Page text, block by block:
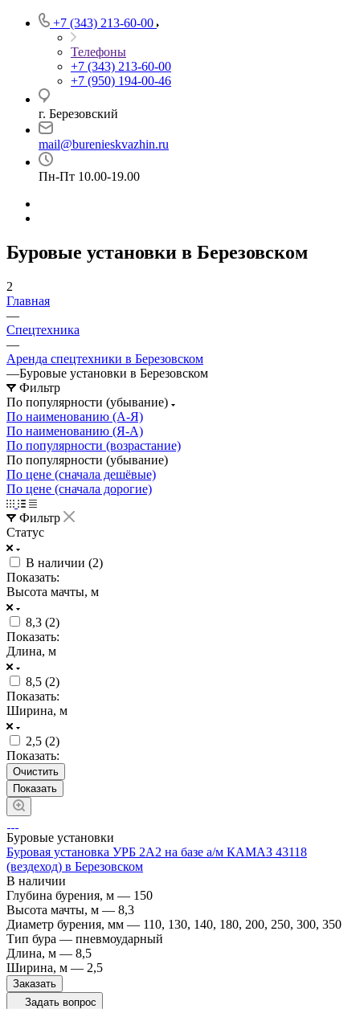
+7 (343) 213-60-00
Телефоны
+7 (343) 213-60-00
+7 (950) 194-00-46
г. Березовский
mail@burenieskvazhin.ru
Пн-Пт 10.00-19.00
Буровые установки в Березовском
2
Главная
—
Спецтехника
—
Аренда спецтехники в Березовском
—Буровые установки в Березовском
Фильтр
По популярности (убывание)
По наименованию (А-Я)
По наименованию (Я-А)
По популярности (возрастание)
По популярности (убывание)
По цене (сначала дешёвые)
По цене (сначала дорогие)
Фильтр
Статус
В наличии (2)
Показать:
Высота мачты, м
8,3 (2)
Показать:
Длина, м
8,5 (2)
Показать:
Ширина, м
2,5 (2)
Показать:
Очистить
Буровые установки
Буровая установка УРБ 2А2 на базе а/м КАМАЗ 43118
(вездеход) в Березовском
В наличии
Глубина бурения, м — 150
Высота мачты, м — 8,3
Диаметр бурения, мм — 110, 130, 140, 180, 200, 250, 300, 350
Тип бура — пневмоударный
Длина, м — 8,5
Ширина, м — 2,5
Заказать
Задать вопрос